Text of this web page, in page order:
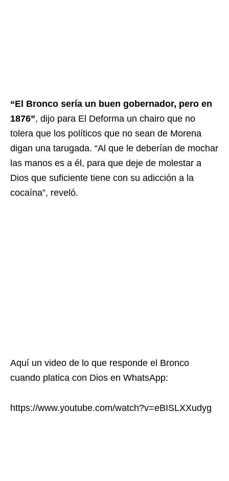
“El Bronco sería un buen gobernador, pero en
1876”, dijo para El Deforma un chairo que no
tolera que los políticos que no sean de Morena
digan una tarugada. “Al que le deberían de mochar
las manos es a él, para que deje de molestar a
Dios que suficiente tiene con su adicción a la
cocaína”, reveló.
Aquí un video de lo que responde el Bronco
cuando platica con Dios en WhatsApp:
https://www.youtube.com/watch?v=eBISLXXudyg